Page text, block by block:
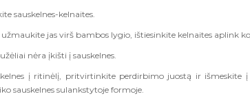
sauskelnes-kelnaites.
jas virš bambos lygio, ištiesinkite kelnaites aplink
nėra įkišti į sauskelnes.
į ritinėlį, pritvirtinkite perdirbimo juostą ir išmeskite
sauskelnes sulankstytoje formoje.